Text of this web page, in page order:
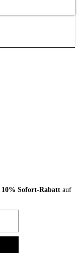
10% Sofort-Rabatt auf